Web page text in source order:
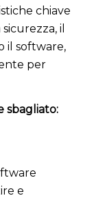
chiave
il
il software,
per
sbagliato:
e